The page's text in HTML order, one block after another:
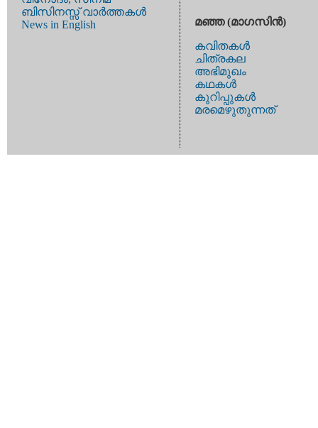
ബിസിനസ്സ് വാര്‍ത്തകള്‍
News in English
മഞ്ഞ (മാഗസിന്‍)
കവിതകള്‍
ചിത്രകല
അഭിമുഖം
കഥകള്‍
കുറിപ്പുകള്‍
മരമെഴുതുന്നത്